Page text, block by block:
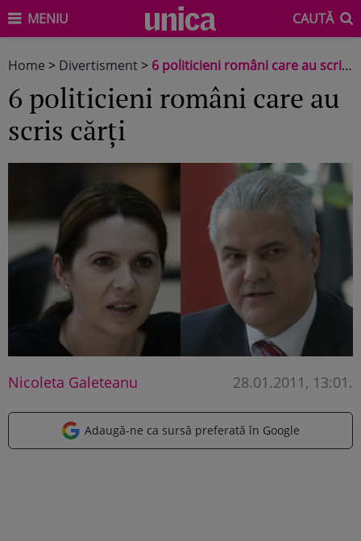
MENIU CAUTĂ
Home > Divertisment > 6 politicieni români care au scris cărţi
6 politicieni români care au
scris cărţi
Nicoleta Galeteanu 28.01.2011, 13:01 .
Adaugă-ne ca sursă preferată în Google